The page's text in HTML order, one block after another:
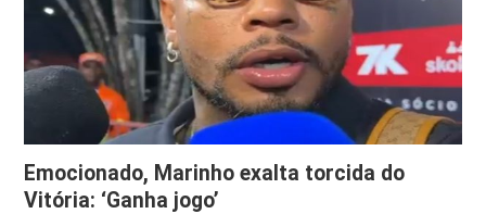
Emocionado, Marinho exalta torcida do
Vitória: ‘Ganha jogo’